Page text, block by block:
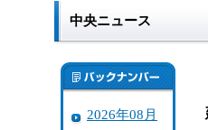
中央ニュース
2026年08月